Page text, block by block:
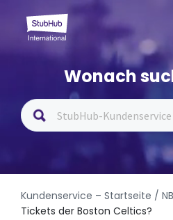
Wonach
Kundenservice – Startseite /
Tickets der Boston Celtics?